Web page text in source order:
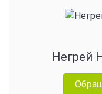
Негрей